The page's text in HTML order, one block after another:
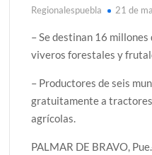
Regionalespuebla 21 de
– Se destinan 16
viveros forestales y
– Productores de seis
gratuitamente a
agrícolas.
PALMAR DE BRAVO,